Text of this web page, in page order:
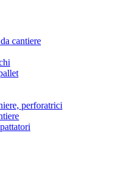
cantiere
perforatrici